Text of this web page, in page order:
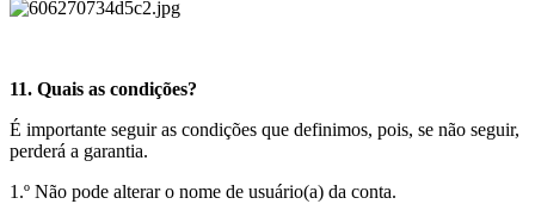
11. Quais as condições?
É importante seguir as condições que definimos, pois, se não seguir,
perderá a garantia.
1.º Não pode alterar o nome de usuário(a) da conta.